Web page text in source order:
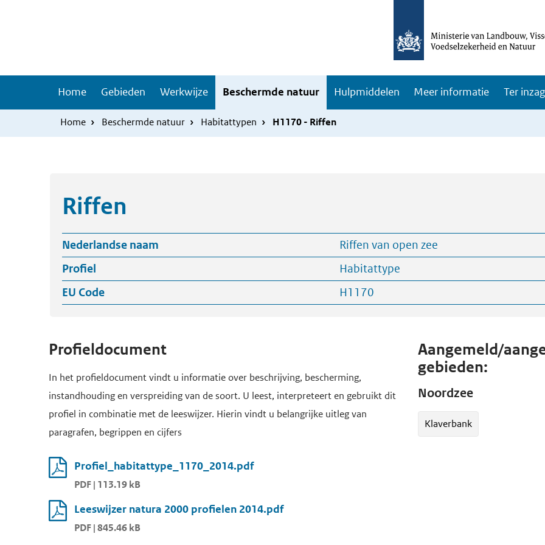
Hoofdnavigatie
Home Gebieden Werkwijze Beschermde natuur Hulpmiddelen Meer informatie Ter
Home Beschermde natuur Habitattypen H1170 - Riffen
Riffen
Nederlandse naam
Riffen van open zee
Profiel
Habitattype
EU Code
H1170
Profieldocument
In het profieldocument vindt u informatie over beschrijving, bescherming,
instandhouding en verspreiding van de soort. U leest, interpreteert en gebruikt dit
profiel in combinatie met de leeswijzer. Hierin vindt u belangrijke uitleg van
paragrafen, begrippen en cijfers
Profiel_habitattype_1170_2014.pdf
PDF | 113.19 kB
Leeswijzer natura 2000 profielen 2014.pdf
PDF | 845.46 kB
Aangemeld/
gebieden:
Noordzee
Klaverbank